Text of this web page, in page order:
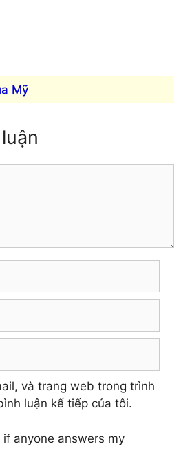
Mỹ
và trang web trong trình
luận kế tiếp của tôi.
anyone answers my